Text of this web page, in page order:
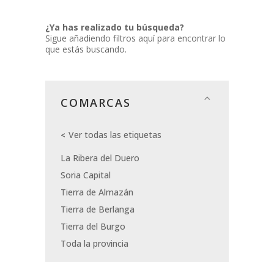
¿Ya has realizado tu búsqueda?
Sigue añadiendo filtros aquí para encontrar lo
que estás buscando.
COMARCAS
Ver todas las etiquetas
La Ribera del Duero
Soria Capital
Tierra de Almazán
Tierra de Berlanga
Tierra del Burgo
Toda la provincia